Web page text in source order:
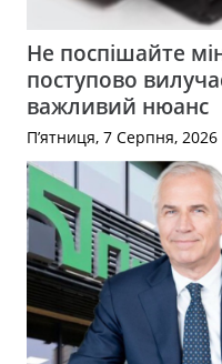
Не поспішайте
поступово
важливий нюанс
П’ятниця, 7 Серпня, 2026